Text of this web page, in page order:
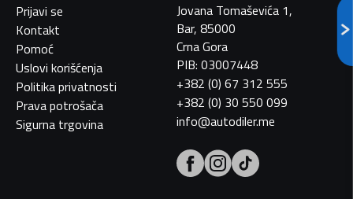
Prijavi se
Kontakt
Pomoć
Uslovi korišćenja
Politika privatnosti
Prava potrošača
Sigurna trgovina
Jovana Tomaševića 1,
Bar, 85000
Crna Gora
PIB: 03007448
+382 (0) 67 312 555
+382 (0) 30 550 099
info@autodiler.me